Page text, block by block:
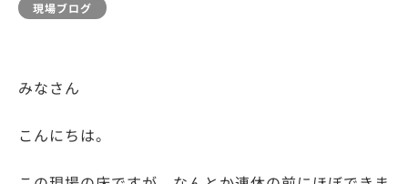
現場ブログ
みなさん
こんにちは。